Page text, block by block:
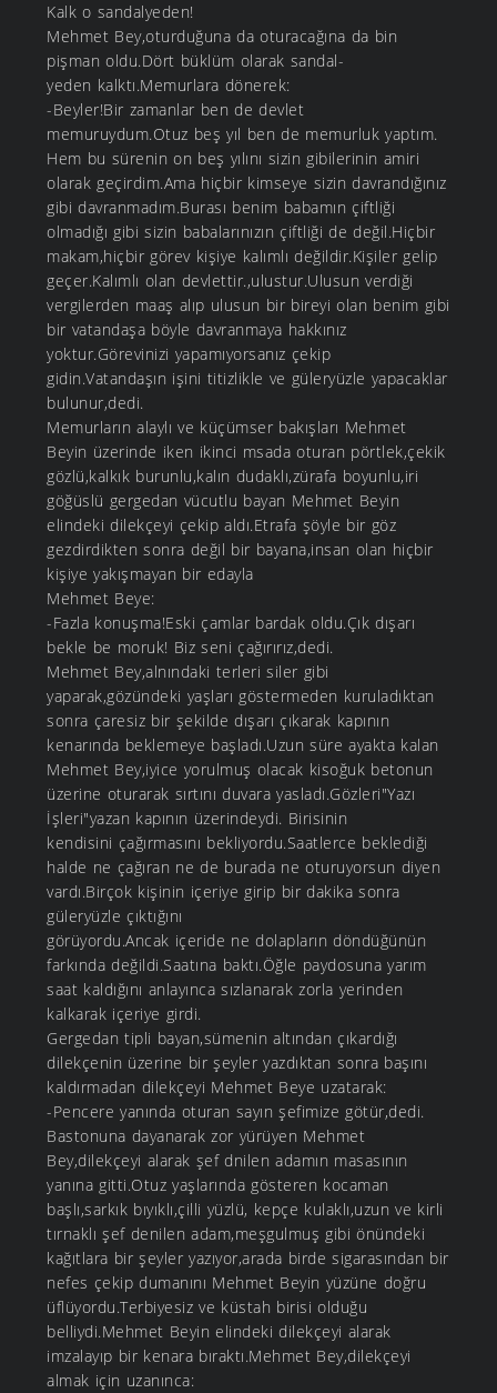
Kalk o sandalyeden!
Mehmet Bey,oturduğuna da oturacağına da bin
pişman oldu.Dört büklüm olarak sandal-
yeden kalktı.Memurlara dönerek:
-Beyler!Bir zamanlar ben de devlet
memuruydum.Otuz beş yıl ben de memurluk yaptım.
Hem bu sürenin on beş yılını sizin gibilerinin amiri
olarak geçirdim.Ama hiçbir kimseye sizin davrandığınız
gibi davranmadım.Burası benim babamın çiftliği
olmadığı gibi sizin babalarınızın çiftliği de değil.Hiçbir
makam,hiçbir görev kişiye kalımlı değildir.Kişiler gelip
geçer.Kalımlı olan devlettir.,ulustur.Ulusun verdiği
vergilerden maaş alıp ulusun bir bireyi olan benim gibi
bir vatandaşa böyle davranmaya hakkınız
yoktur.Görevinizi yapamıyorsanız çekip
gidin.Vatandaşın işini titizlikle ve güleryüzle yapacaklar
bulunur,dedi.
Memurların alaylı ve küçümser bakışları Mehmet
Beyin üzerinde iken ikinci msada oturan pörtlek,çekik
gözlü,kalkık burunlu,kalın dudaklı,zürafa boyunlu,iri
göğüslü gergedan vücutlu bayan Mehmet Beyin
elindeki dilekçeyi çekip aldı.Etrafa şöyle bir göz
gezdirdikten sonra değil bir bayana,insan olan hiçbir
kişiye yakışmayan bir edayla
Mehmet Beye:
-Fazla konuşma!Eski çamlar bardak oldu.Çık dışarı
bekle be moruk! Biz seni çağırırız,dedi.
Mehmet Bey,alnındaki terleri siler gibi
yaparak,gözündeki yaşları göstermeden kuruladıktan
sonra çaresiz bir şekilde dışarı çıkarak kapının
kenarında beklemeye başladı.Uzun süre ayakta kalan
Mehmet Bey,iyice yorulmuş olacak kisoğuk betonun
üzerine oturarak sırtını duvara yasladı.Gözleri"Yazı
İşleri"yazan kapının üzerindeydi. Birisinin
kendisini çağırmasını bekliyordu.Saatlerce beklediği
halde ne çağıran ne de burada ne oturuyorsun diyen
vardı.Birçok kişinin içeriye girip bir dakika sonra
güleryüzle çıktığını
görüyordu.Ancak içeride ne dolapların döndüğünün
farkında değildi.Saatına baktı.Öğle paydosuna yarım
saat kaldığını anlayınca sızlanarak zorla yerinden
kalkarak içeriye girdi.
Gergedan tipli bayan,sümenin altından çıkardığı
dilekçenin üzerine bir şeyler yazdıktan sonra başını
kaldırmadan dilekçeyi Mehmet Beye uzatarak:
-Pencere yanında oturan sayın şefimize götür,dedi.
Bastonuna dayanarak zor yürüyen Mehmet
Bey,dilekçeyi alarak şef dnilen adamın masasının
yanına gitti.Otuz yaşlarında gösteren kocaman
başlı,sarkık bıyıklı,çilli yüzlü, kepçe kulaklı,uzun ve kirli
tırnaklı şef denilen adam,meşgulmuş gibi önündeki
kağıtlara bir şeyler yazıyor,arada birde sigarasından bir
nefes çekip dumanını Mehmet Beyin yüzüne doğru
üflüyordu.Terbiyesiz ve küstah birisi olduğu
belliydi.Mehmet Beyin elindeki dilekçeyi alarak
imzalayıp bir kenara bıraktı.Mehmet Bey,dilekçeyi
almak için uzanınca: